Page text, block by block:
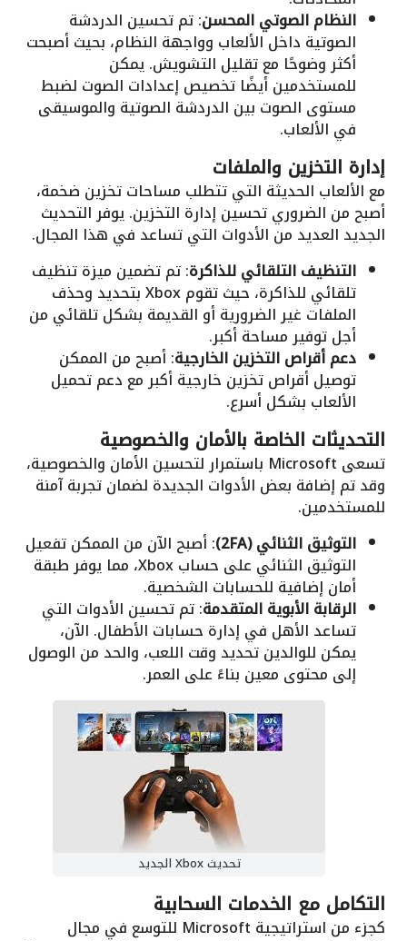
النظام الصوتي المحسن: تم تحسين الدردشة
الصوتية داخل الألعاب وواجهة النظام، بحيث أصبحت
أكثر وضوحًا مع تقليل التشويش. يمكن
للمستخدمين أيضًا تخصيص إعدادات الصوت لضبط
مستوى الصوت بين الدردشة الصوتية والموسيقى
في الألعاب.
إدارة التخزين والملفات
مع الألعاب الحديثة التي تتطلب مساحات تخزين ضخمة،
أصبح من الضروري تحسين إدارة التخزين. يوفر التحديث
الجديد العديد من الأدوات التي تساعد في هذا المجال.
التنظيف التلقائي للذاكرة: تم تضمين ميزة تنظيف
تلقائي للذاكرة، حيث تقوم Xbox بتحديد وحذف
الملفات غير الضرورية أو القديمة بشكل تلقائي من
أجل توفير مساحة أكبر.
دعم أقراص التخزين الخارجية: أصبح من الممكن
توصيل أقراص تخزين خارجية أكبر مع دعم تحميل
الألعاب بشكل أسرع.
التحديثات الخاصة بالأمان والخصوصية
تسعى Microsoft باستمرار لتحسين الأمان والخصوصية،
وقد تم إضافة بعض الأدوات الجديدة لضمان تجربة آمنة
للمستخدمين.
التوثيق الثنائي (2FA)
: أصبح الآن من الممكن تفعيل
التوثيق الثنائي على حساب Xbox، مما يوفر طبقة
أمان إضافية للحسابات الشخصية.
الرقابة الأبوية المتقدمة: تم تحسين الأدوات التي
تساعد الأهل في إدارة حسابات الأطفال. الآن،
يمكن للوالدين تحديد وقت اللعب، والحد من الوصول
إلى محتوى معين بناءً على العمر.
تحديث Xbox الجديد
التكامل مع الخدمات السحابية
كجزء من استراتيجية Microsoft للتوسع في مجال